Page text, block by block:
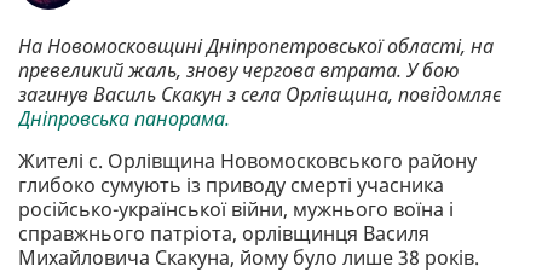
На Новомосковщині Дніпропетровської області, на
превеликий жаль, знову чергова втрата. У бою
загинув Василь Скакун з села Орлівщина, повідомляє
Дніпровська панорама.
Жителі с. Орлівщина Новомосковського району
глибоко сумують із приводу смерті учасника
російсько-української війни, мужнього воїна і
справжнього патріота, орлівщинця Василя
Михайловича Скакуна, йому було лише 38 років.